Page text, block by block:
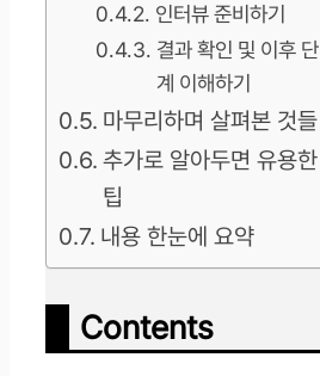
인터뷰 준비하기
결과 확인 및 이후 단
계 이해하기
마무리하며 살펴본 것들
추가로 알아두면 유용한
팁
내용 한눈에 요약
Contents